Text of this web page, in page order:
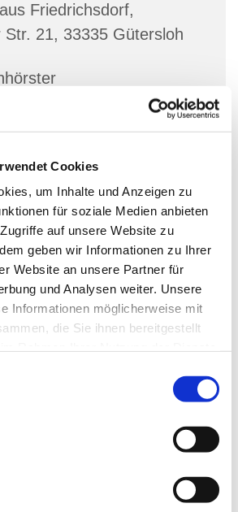
Cookies
um Inhalte und Anzeigen zu
für soziale Medien anbieten
auf unsere Website zu
geben wir Informationen zu Ihrer
Website an unsere Partner für
und Analysen weiter. Unsere
Informationen möglicherweise mit
die Sie ihnen bereitgestellt
Friedrichsdorf,
Str. 21, 33335 Gütersloh
Sie auch